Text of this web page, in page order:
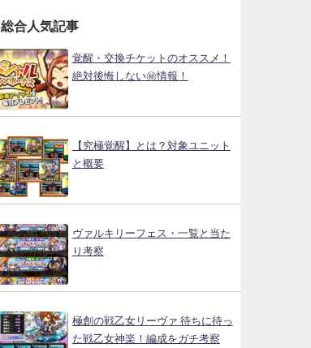
総合人気記事
覚醒・交換チケットのオススメ！
絶対後悔しない㊙情報！
【究極覚醒】とは？対象ユニット
と概要
ヴァルキリーフェス・一覧と当た
り考察
極創の戦乙女リーヴァ 待ちに待っ
た戦乙女神楽！編成をガチ考察